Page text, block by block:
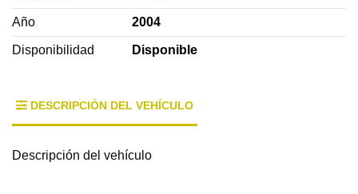
Año 2004
Disponibilidad Disponible
DESCRIPCIÓN DEL VEHÍCULO
Descripción del vehículo